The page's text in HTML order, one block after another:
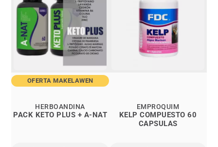
OFERTA MAKELAWEN
PACK KETO PLUS + A-NAT
HERBOANDINA
KELP COMPUESTO 60
CAPSULAS
EMPROQUIM